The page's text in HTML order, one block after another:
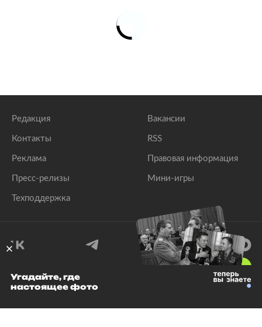
Редакция
Контакты
Реклама
Пресс-релизы
Техподдержка
Вакансии
RSS
Правовая информация
Мини-игры
© 1999–2026 Все права защищены.
Угадайте, где
настоящее фото